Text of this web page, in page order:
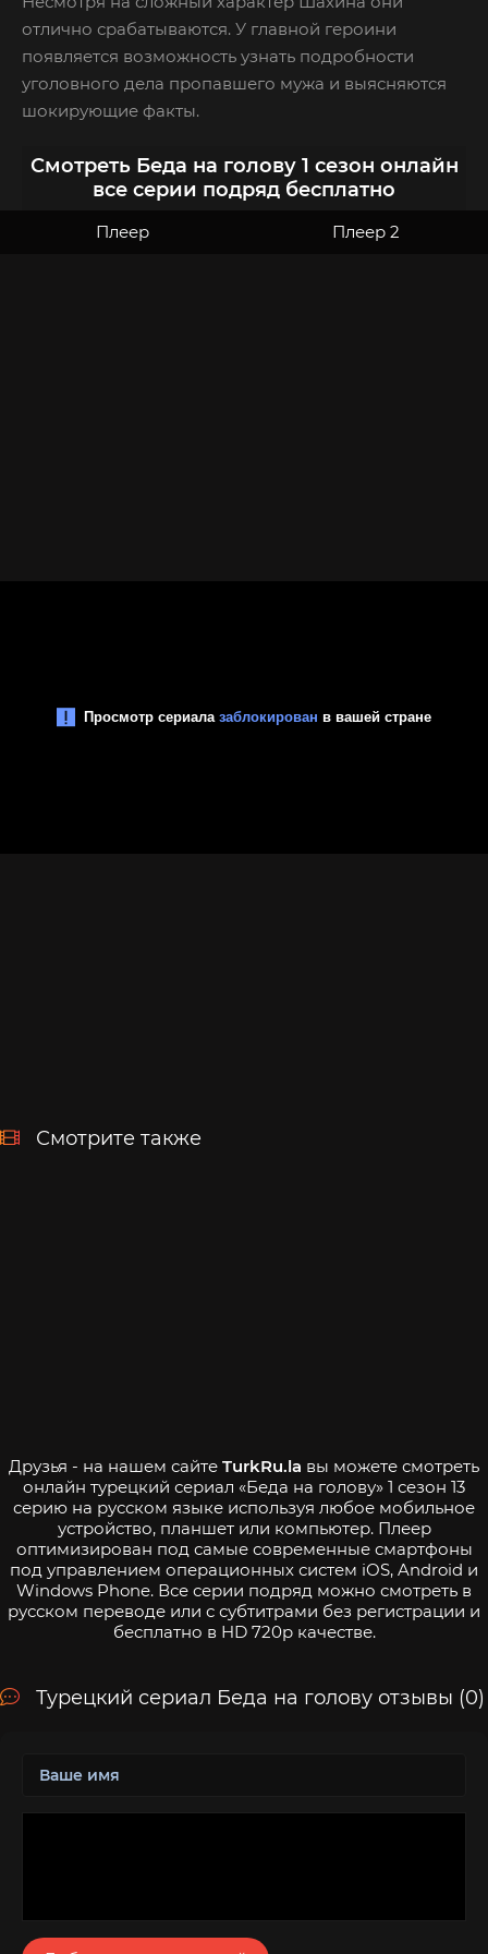
отлично срабатываются. У главной героини
появляется возможность узнать подробности
уголовного дела пропавшего мужа и выясняются
шокирующие факты.
Смотреть Беда на голову 1 сезон онлайн
все серии подряд бесплатно
Плеер Плеер 2
Смотрите также
Друзья - на нашем сайте TurkRu.la вы можете смотреть
онлайн турецкий сериал «Беда на голову» 1 сезон 13
серию на русском языке используя любое мобильное
устройство, планшет или компьютер. Плеер
оптимизирован под самые современные смартфоны
под управлением операционных систем iOS, Android и
Windows Phone. Все серии подряд можно смотреть в
русском переводе или с субтитрами без регистрации и
бесплатно в HD 720p качестве.
Турецкий сериал Беда на голову отзывы (0)